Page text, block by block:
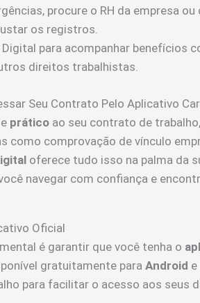
procure o RH da empresa
os registros.
para acompanhar benefícios
direitos trabalhistas.
Seu Contrato Pelo Aplicativo
e prático ao seu contrato de
como comprovação de vínculo
oferece tudo isso na palma da
navegar com confiança e
Oficial
é garantir que você tenha o
gratuitamente para Android e
para facilitar o acesso aos seus